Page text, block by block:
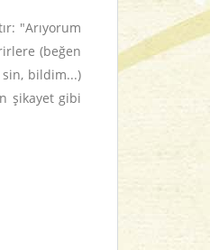
"Arıyorum
(beğen
bildim...)
şikayet gibi